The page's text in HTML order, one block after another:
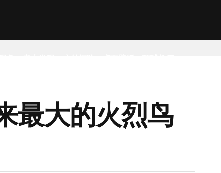
象 考古发现 户外探险 桌面壁纸 环球趣闻
最大的火烈鸟